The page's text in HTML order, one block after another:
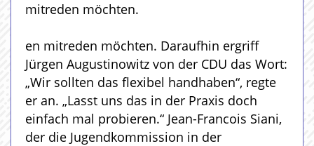
mitreden möchten.
en mitreden möchten. Daraufhin ergriff
Jürgen Augustinowitz von der CDU das Wort:
„Wir sollten das flexibel handhaben“, regte
er an. „Lasst uns das in der Praxis doch
einfach mal probieren.“ Jean-Francois Siani,
der die Jugendkommission in der